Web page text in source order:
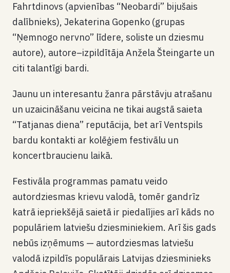
Fahrtdinovs (apvienības “Neobardi” bijušais
dalībnieks), Jekaterina Gopenko (grupas
“Ņemnogo nervno” līdere, soliste un dziesmu
autore), autore–izpildītāja Anžela Šteingarte un
citi talantīgi bardi.
Jaunu un interesantu žanra pārstāvju atrašanu
un uzaicināšanu veicina ne tikai augstā saieta
“Tatjanas diena” reputācija, bet arī Ventspils
bardu kontakti ar kolēģiem festivālu un
koncertbraucienu laikā.
Festivāla programmas pamatu veido
autordziesmas krievu valodā, tomēr gandrīz
katrā iepriekšējā saietā ir piedalījies arī kāds no
populāriem latviešu dziesminiekiem. Arī šis gads
nebūs izņēmums — autordziesmas latviešu
valodā izpildīs populārais Latvijas dziesminieks